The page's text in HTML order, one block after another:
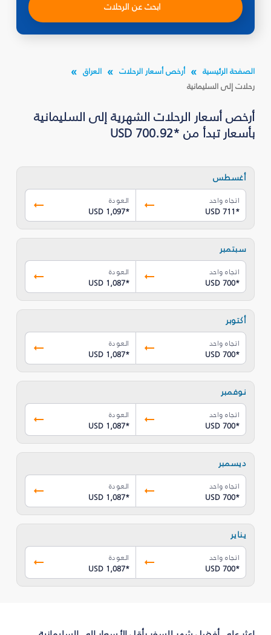
ابحث عن الرحلات
الصفحة الرئيسية أرخص أسعار الرحلات
العراق
رحلات إلى السليمانية‎
أرخص أسعار الرحلات الشهرية إلى السليمانية‎
بأسعار تبدأ من *USD 700.92
أغسطس
اتجاه واحد
USD 711*
العودة
USD 1,097*
سبتمبر
اتجاه واحد
USD 700*
العودة
USD 1,087*
أكتوبر
اتجاه واحد
USD 700*
العودة
USD 1,087*
نوفمبر
اتجاه واحد
USD 700*
العودة
USD 1,087*
ديسمبر
اتجاه واحد
USD 700*
العودة
USD 1,087*
يناير
اتجاه واحد
USD 700*
العودة
USD 1,087*